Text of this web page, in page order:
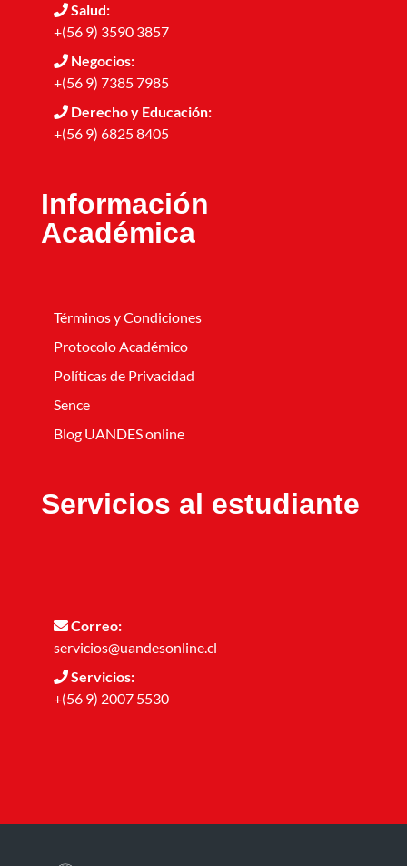
Salud:
+(56 9) 3590 3857
Negocios:
+(56 9) 7385 7985
Derecho y Educación:
+(56 9) 6825 8405
Información
Académica
Términos y Condiciones
Protocolo Académico
Políticas de Privacidad
Sence
Blog UANDES online
Servicios al estudiante
Correo:
servicios@uandesonline.cl
Servicios:
+(56 9) 2007 5530